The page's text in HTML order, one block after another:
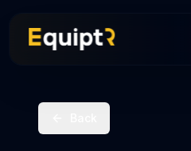
About Us